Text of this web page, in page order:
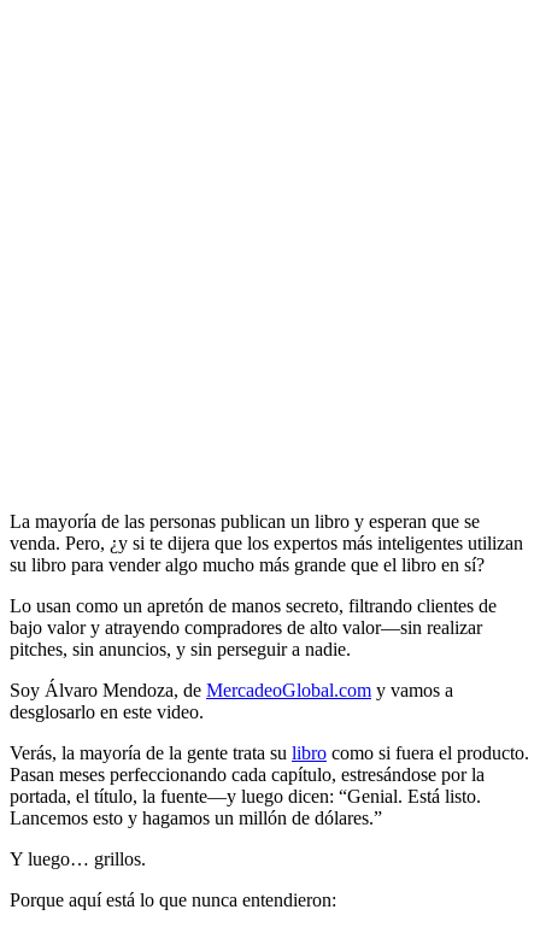
La mayoría de las personas publican un libro y esperan que se
venda. Pero, ¿y si te dijera que los expertos más inteligentes utilizan
su libro para vender algo mucho más grande que el libro en sí?
Lo usan como un apretón de manos secreto, filtrando clientes de
bajo valor y atrayendo compradores de alto valor—sin realizar
pitches, sin anuncios, y sin perseguir a nadie.
Soy Álvaro Mendoza, de MercadeoGlobal.com y vamos a
desglosarlo en este video.
Verás, la mayoría de la gente trata su libro como si fuera el producto.
Pasan meses perfeccionando cada capítulo, estresándose por la
portada, el título, la fuente—y luego dicen: “Genial. Está listo.
Lancemos esto y hagamos un millón de dólares.”
Y luego… grillos.
Porque aquí está lo que nunca entendieron: